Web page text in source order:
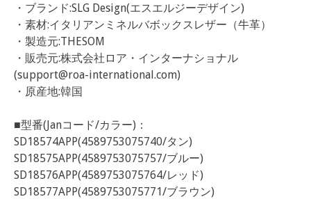
・ブランド:SLG Design(エスエルジーデザイン)
・素材:イタリアンミネルバボックスレザー（牛革）
・製造元:THESOM
・販売元:株式会社ロア・インターナショナル
(support@roa-international.com)
・原産地:韓国
■型番(Janコード/カラー)：
SD18574APP(4589753075740/タン)
SD18575APP(4589753075757/ブルー)
SD18576APP(4589753075764/レッド)
SD18577APP(4589753075771/ブラウン)